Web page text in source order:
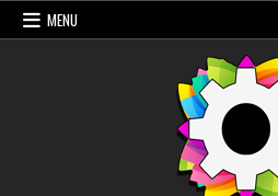
Skip
MENU